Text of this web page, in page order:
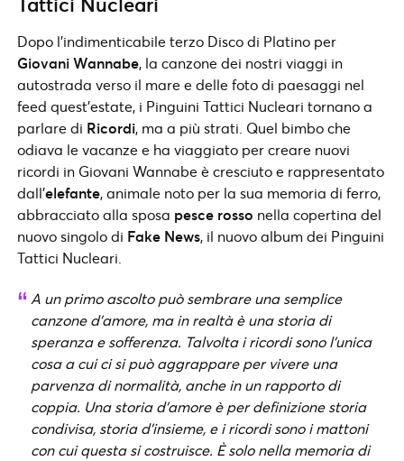
Dopo l’indimenticabile terzo Disco di Platino per
Giovani Wannabe, la canzone dei nostri viaggi in
autostrada verso il mare e delle foto di paesaggi nel
feed quest’estate, i Pinguini Tattici Nucleari tornano a
parlare di Ricordi, ma a più strati. Quel bimbo che
odiava le vacanze e ha viaggiato per creare nuovi
ricordi in Giovani Wannabe è cresciuto e rappresentato
dall’elefante, animale noto per la sua memoria di ferro,
abbracciato alla sposa pesce rosso nella copertina del
nuovo singolo di Fake News, il nuovo album dei Pinguini
Tattici Nucleari.
A un primo ascolto può sembrare una semplice
canzone d’amore, ma in realtà è una storia di
speranza e sofferenza. Talvolta i ricordi sono l’unica
cosa a cui ci si può aggrappare per vivere una
parvenza di normalità, anche in un rapporto di
coppia. Una storia d’amore è per definizione storia
condivisa, storia d’insieme, e i ricordi sono i mattoni
con cui questa si costruisce. È solo nella memoria di